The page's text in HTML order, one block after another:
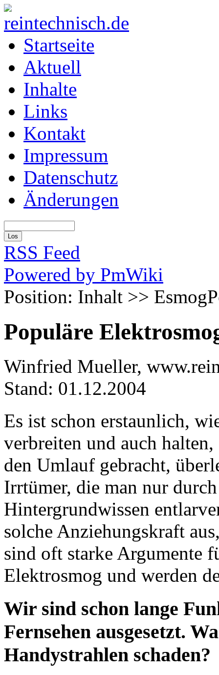
Startseite
Aktuell
Inhalte
Links
Kontakt
Impressum
Datenschutz
Änderungen
RSS Feed
Powered by PmWiki
Position: Inhalt >>
Populäre
Winfried Mueller,
Stand: 01.12.2004
Es ist schon erstaunlich,
verbreiten und auch
den Umlauf gebracht,
Irrtümer, die man nur durch
Hintergrundwissen
solche Anziehungskraft
sind oft starke Argumente
Elektrosmog und werden
Wir sind schon lange
Fernsehen ausgesetzt.
Handystrahlen schaden?